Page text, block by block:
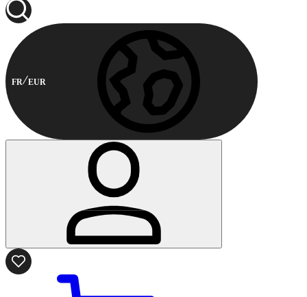
FR EUR